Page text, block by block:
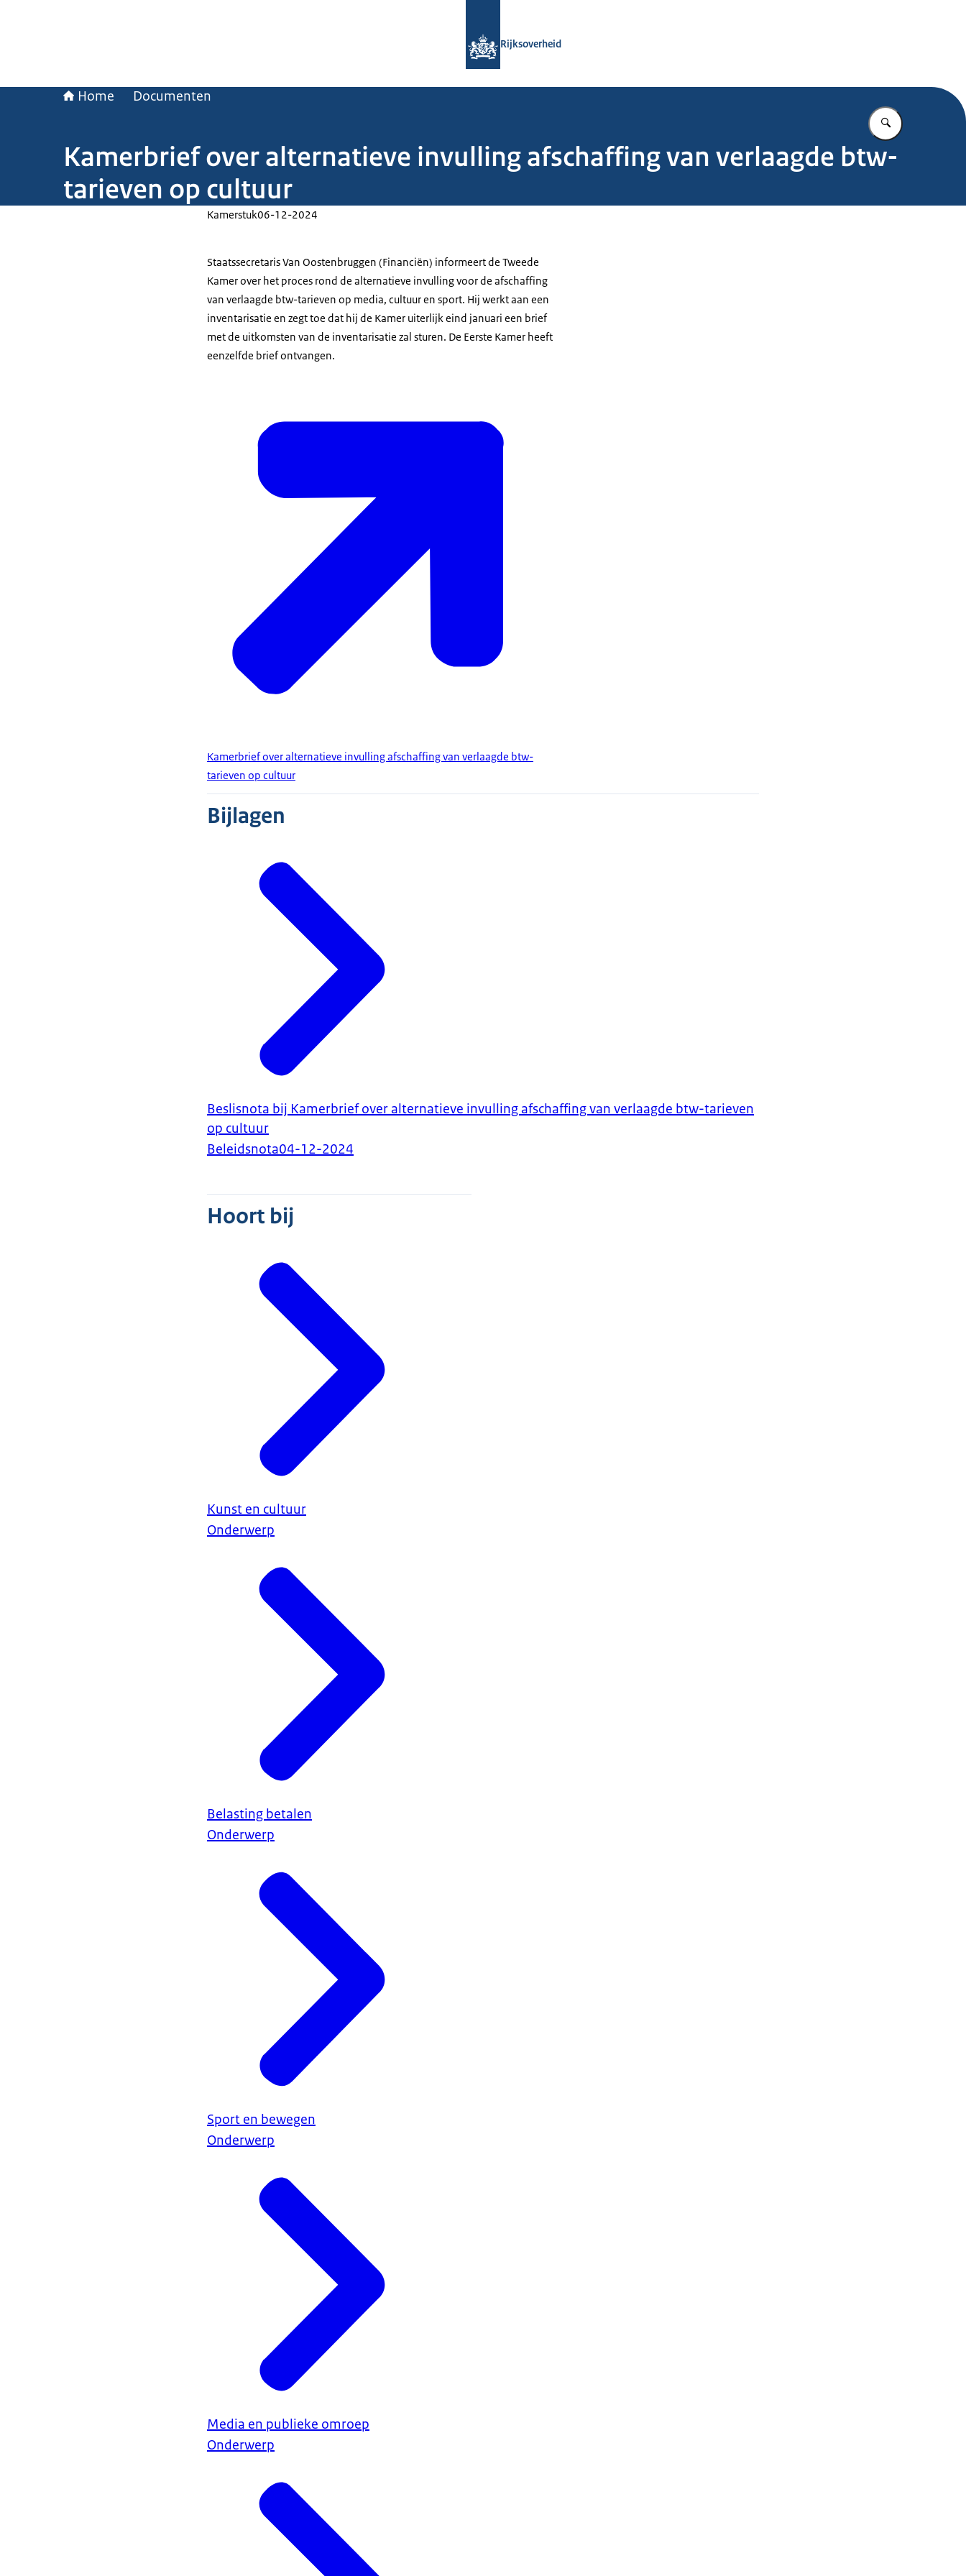
Rijksoverheid
Home Documenten
Vul in wat u
Kamerbrief over alternatieve invulling afschaffing van verlaagde btw-
tarieven op cultuur
Kamerstuk06-12-2024
Staatssecretaris Van Oostenbruggen (Financiën) informeert de Tweede
Kamer over het proces rond de alternatieve invulling voor de afschaffing
van verlaagde btw-tarieven op media, cultuur en sport. Hij werkt aan een
inventarisatie en zegt toe dat hij de Kamer uiterlijk eind januari een brief
met de uitkomsten van de inventarisatie zal sturen. De Eerste Kamer heeft
eenzelfde brief ontvangen.
Kamerbrief over alternatieve invulling afschaffing van verlaagde btw-
tarieven op cultuur
Bijlagen
Beslisnota bij Kamerbrief over alternatieve invulling afschaffing van verlaagde btw-tarieven
op cultuur
Beleidsnota04-12-2024
Hoort bij
Kunst en cultuur
Onderwerp
Belasting betalen
Onderwerp
Sport en bewegen
Onderwerp
Media en publieke omroep
Onderwerp